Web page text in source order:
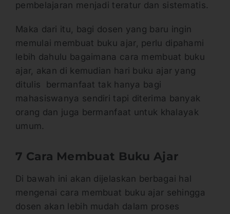
pembelajaran menjadi teratur dan sistematis.
Maka dari itu, bagi dosen yang baru ingin
memulai membuat buku ajar, perlu dipahami
lebih dahulu bagaimana cara membuat buku
ajar, akan di kemudian hari buku ajar yang
ditulis bermanfaat tak hanya bagi
mahasiswanya sendiri tapi diterima banyak
orang dan juga bermanfaat untuk khalayak
umum.
7 Cara Membuat Buku Ajar
Di bawah ini akan dijelaskan berbagai hal
mengenai cara membuat buku ajar sehingga
dosen akan lebih mudah dalam proses